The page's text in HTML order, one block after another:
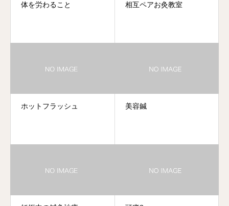
体を労わること 相互ペアお灸教室
ホットフラッシュ 美容鍼